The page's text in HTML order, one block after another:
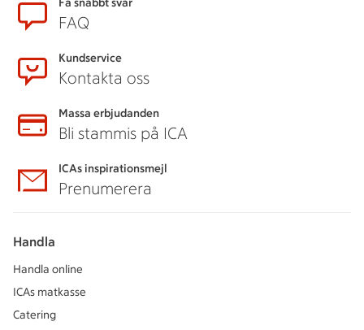
Få snabbt svar
FAQ
Kundservice
Kontakta oss
Massa erbjudanden
Bli stammis på ICA
ICAs inspirationsmejl
Prenumerera
Handla
Handla online
ICAs matkasse
Catering